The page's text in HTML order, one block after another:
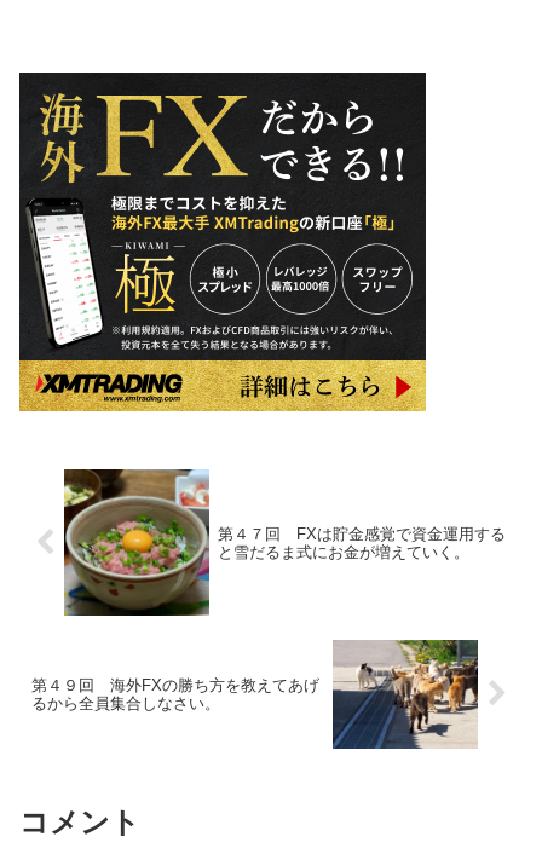
第４７回 FXは貯金感覚で資金運用する
と雪だるま式にお金が増えていく。
第４９回 海外FXの勝ち方を教えてあげ
るから全員集合しなさい。
コメント